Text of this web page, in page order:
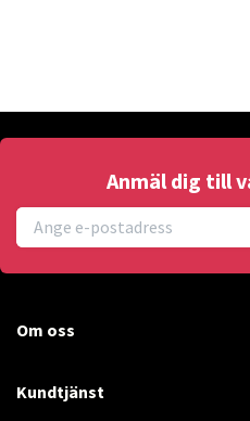
Anmäl dig till
Om oss
Kundtjänst